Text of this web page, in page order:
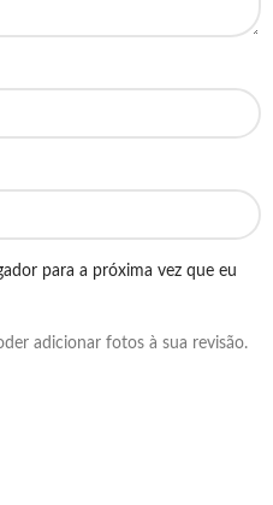
para a próxima vez que eu
adicionar fotos à sua revisão.